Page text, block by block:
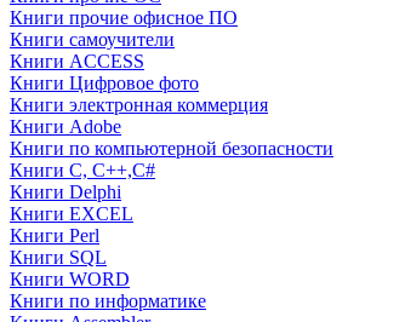
Книги прочие офисное ПО
Книги самоучители
Книги ACCESS
Книги Цифровое фото
Книги электронная коммерция
Книги Adobe
Книги по компьютерной безопасности
Книги C, C++,С#
Книги Delphi
Книги EXCEL
Книги Perl
Книги SQL
Книги WORD
Книги по информатике